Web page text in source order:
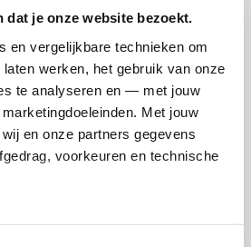
dat je onze website bezoekt.
en vergelijkbare technieken om
werken, het gebruik van onze
te analyseren en — met jouw
Met jouw
en onze partners gegevens
voorkeuren en technische
badges